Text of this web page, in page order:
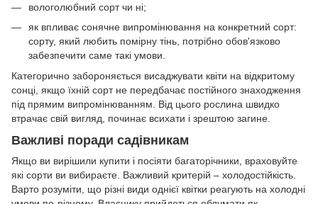
вологолюбний сорт чи ні;
як впливає сонячне випромінювання на конкретний сорт:
сорту, який любить помірну тінь, потрібно обов'язково
забезпечити саме такі умови.
Категорично забороняється висаджувати квіти на відкритому
сонці, якщо їхній сорт не передбачає постійного знаходження
під прямим випромінюванням. Від цього рослина швидко
втрачає свій вигляд, починає всихати і зрештою загине.
Важливі поради садівникам
Якщо ви вирішили купити і посіяти багаторічники, враховуйте
які сорти ви вибираєте. Важливий критерій – холодостійкість.
Варто розуміти, що різні види однієї квітки реагують на холодні